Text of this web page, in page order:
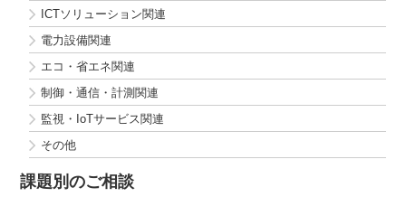
ICTソリューション関連
電力設備関連
エコ・省エネ関連
制御・通信・計測関連
監視・IoTサービス関連
その他
課題別のご相談